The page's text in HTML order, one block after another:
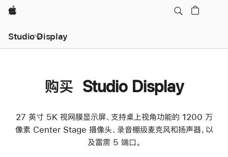
Apple
Studio Display
购买 Studio Display
27 英寸 5K 视网膜显示屏、支持桌上视角功能的 1200 万
像素 Center Stage 摄像头、录音棚级麦克风和扬声器，以
及雷雳 5 端口。